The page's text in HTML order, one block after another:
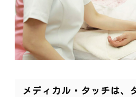
メディカル・タッチは、